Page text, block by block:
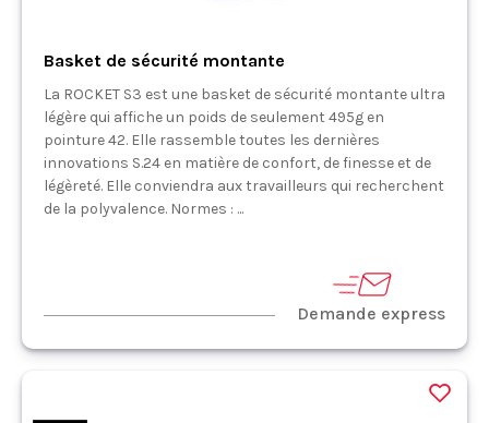
Basket de sécurité montante
La ROCKET S3 est une basket de sécurité montante ultra
légère qui affiche un poids de seulement 495g en
pointure 42. Elle rassemble toutes les dernières
innovations S.24 en matière de confort, de finesse et de
légèreté. Elle conviendra aux travailleurs qui recherchent
de la polyvalence. Normes : ...
Demande express